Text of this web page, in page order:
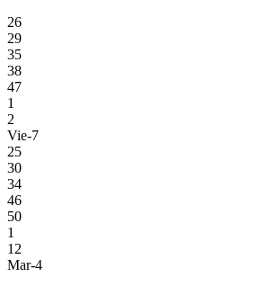
26
29
35
38
47
1
2
Vie-7
25
30
34
46
50
1
12
Mar-4